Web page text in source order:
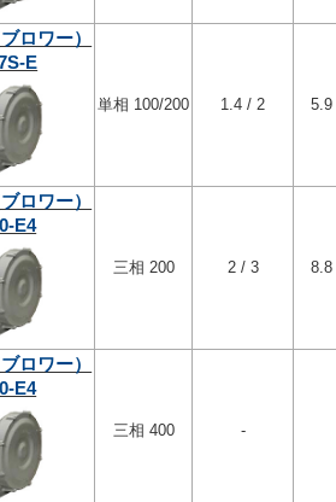
ロワー）
E
単相 100/200 1.4 / 2 5.9
ロワー）
E4
三相 200 2 / 3 8.8
ロワー）
E4
三相 400 -